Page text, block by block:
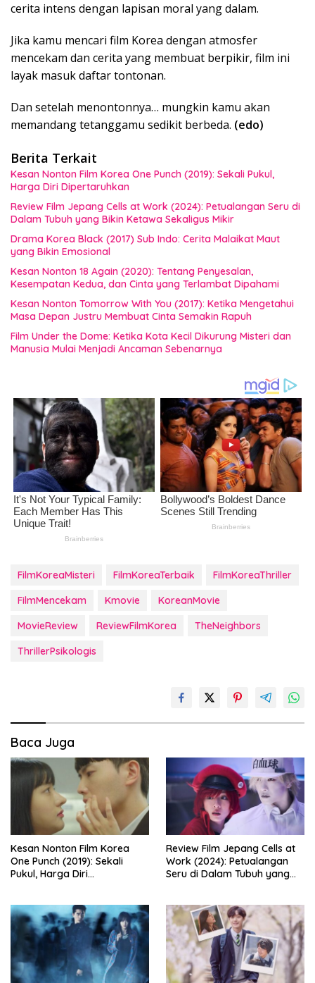
cerita intens dengan lapisan moral yang dalam.
Jika kamu mencari film Korea dengan atmosfer
mencekam dan cerita yang membuat berpikir, film ini
layak masuk daftar tontonan.
Dan setelah menontonnya… mungkin kamu akan
memandang tetanggamu sedikit berbeda. (edo)
Berita Terkait
Kesan Nonton Film Korea One Punch (2019): Sekali Pukul,
Harga Diri Dipertaruhkan
Review Film Jepang Cells at Work (2024): Petualangan Seru di
Dalam Tubuh yang Bikin Ketawa Sekaligus Mikir
Drama Korea Black (2017) Sub Indo: Cerita Malaikat Maut
yang Bikin Emosional
Kesan Nonton 18 Again (2020): Tentang Penyesalan,
Kesempatan Kedua, dan Cinta yang Terlambat Dipahami
Kesan Nonton Tomorrow With You (2017): Ketika Mengetahui
Masa Depan Justru Membuat Cinta Semakin Rapuh
Film Under the Dome: Ketika Kota Kecil Dikurung Misteri dan
Manusia Mulai Menjadi Ancaman Sebenarnya
FilmKoreaMisteri FilmKoreaTerbaik
FilmKoreaThriller
FilmMencekam
Kmovie
KoreanMovie
MovieReview
ReviewFilmKorea
TheNeighbors
ThrillerPsikologis
Baca Juga
Kesan Nonton Film Korea
One Punch (2019): Sekali
Pukul, Harga Diri
Review Film Jepang Cells at
Work (2024): Petualangan
Seru di Dalam Tubuh yang